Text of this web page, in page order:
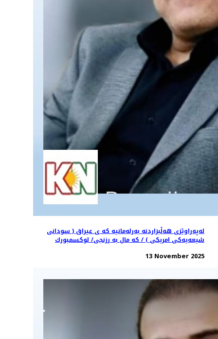
لەپەراوێزی هەڵبزاردنه بەرلەمانيه كه ى عيراق ( سودانى
شيعەیەکی امريكى ) / كه مال به رزنجى/ لوكسمبورك
13 November 2025